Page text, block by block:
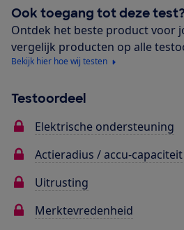
Ook toegang tot deze
Ontdek het beste product voor
vergelijk producten op alle
Bekijk hier hoe wij testen
Testoordeel
Elektrische ondersteuning
Actieradius / accu-capaciteit
Uitrusting
Merktevredenheid